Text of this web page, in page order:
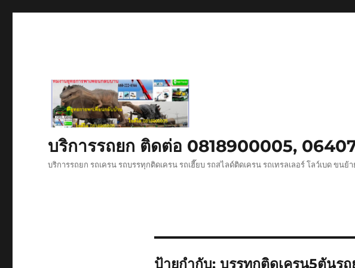
บริการรถยก ติดต่อ 0818900005,
บริการรถยก รถเครน รถบรรทุกติดเครน รถเฮี๊ยบ รถสไลด์ติดเครน รถเทรลเลอร์ โลว์เบด ขน
ป้ายกำกับ: บรรทุกติดเครน5ตันร